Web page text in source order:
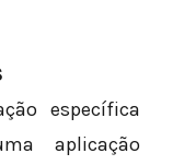
específica
aplicação